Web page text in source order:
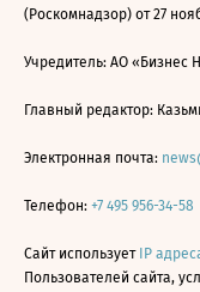
(Роскомнадзор) от 27
Учредитель: АО «Бизнес
Главный редактор:
Электронная почта:
Телефон: +7 495 956-34-58
Сайт использует IP
Пользователей сайта,